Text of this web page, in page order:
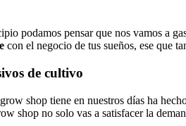
podamos pensar que nos vamos a
con el negocio de tus sueños, ese que
de cultivo
shop tiene en nuestros días ha
shop no solo vas a satisfacer la